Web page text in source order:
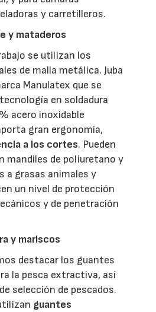
y carretilleros.
y mataderos
se utilizan los
de malla metálica. Juba
Manulatex que se
en soldadura
acero inoxidable
gran ergonomía,
a los cortes. Pueden
mandiles de poliuretano y
grasas animales y
un nivel de protección
y de penetración
y mariscos
destacar los guantes
la pesca extractiva, así
selección de pescados.
guantes